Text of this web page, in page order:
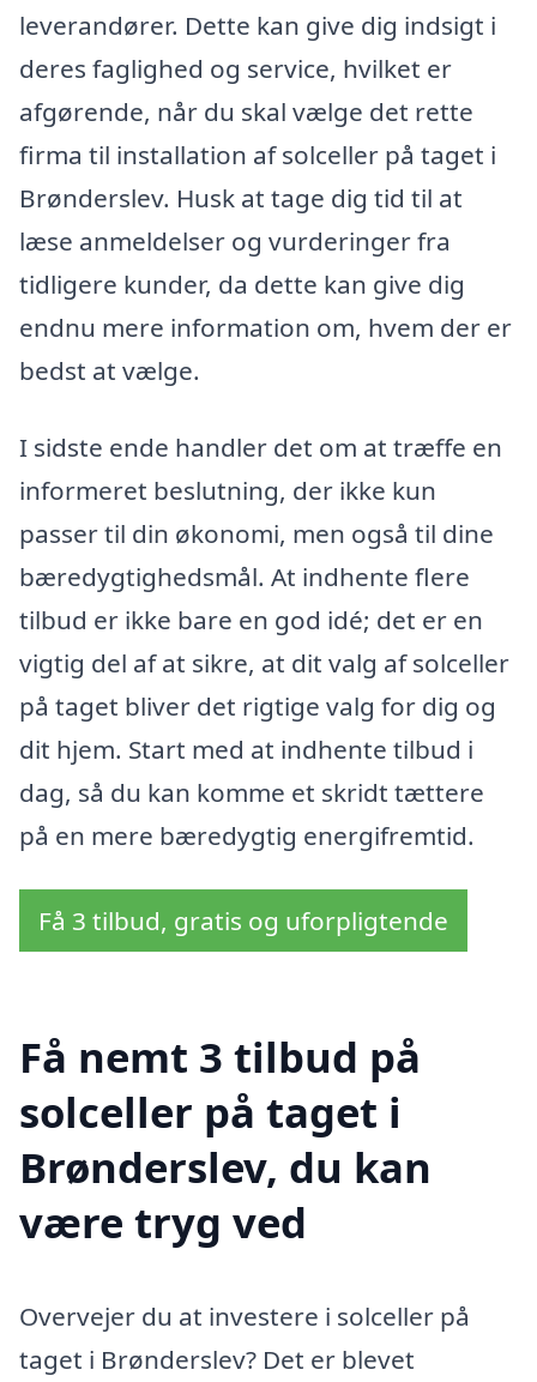
leverandører. Dette kan give dig indsigt i
deres faglighed og service, hvilket er
afgørende, når du skal vælge det rette
firma til installation af solceller på taget i
Brønderslev. Husk at tage dig tid til at
læse anmeldelser og vurderinger fra
tidligere kunder, da dette kan give dig
endnu mere information om, hvem der er
bedst at vælge.
I sidste ende handler det om at træffe en
informeret beslutning, der ikke kun
passer til din økonomi, men også til dine
bæredygtighedsmål. At indhente flere
tilbud er ikke bare en god idé; det er en
vigtig del af at sikre, at dit valg af solceller
på taget bliver det rigtige valg for dig og
dit hjem. Start med at indhente tilbud i
dag, så du kan komme et skridt tættere
på en mere bæredygtig energifremtid.
Få 3 tilbud, gratis og uforpligtende
Få nemt 3 tilbud på
solceller på taget i
Brønderslev, du kan
være tryg ved
Overvejer du at investere i solceller på
taget i Brønderslev? Det er blevet